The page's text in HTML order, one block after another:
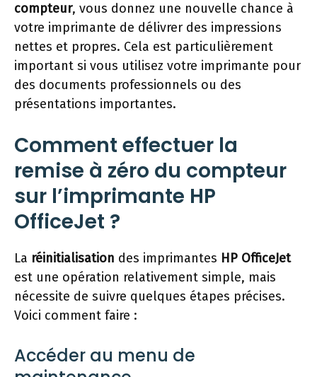
compteur, vous donnez une nouvelle chance à
votre imprimante de délivrer des impressions
nettes et propres. Cela est particulièrement
important si vous utilisez votre imprimante pour
des documents professionnels ou des
présentations importantes.
Comment effectuer la
remise à zéro du compteur
sur l’imprimante HP
OfficeJet ?
La réinitialisation des imprimantes HP OfficeJet
est une opération relativement simple, mais
nécessite de suivre quelques étapes précises.
Voici comment faire :
Accéder au menu de